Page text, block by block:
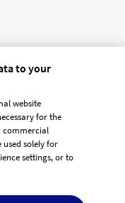
to your
website
for the
commercial
used solely for
settings, or to